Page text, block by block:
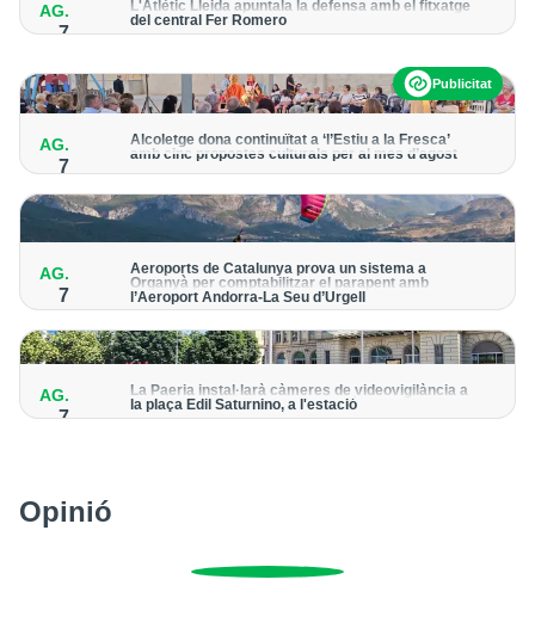
AG.
7
L'Atlètic Lleida apuntala la defensa amb el fitxatge
del central Fer Romero
Publicitat
AG.
7
Alcoletge dona continuïtat a ‘l’Estiu a la Fresca’
amb cinc propostes culturals per al mes d’agost
Un dels grans protagonistes de la programació serà
AG.
7
Aeroports de Catalunya prova un sistema a
Organyà per comptabilitzar el parapent amb
l’Aeroport Andorra-La Seu d’Urgell
mòbil per donar pas als avions amb vols instrumentals
AG.
7
La Paeria instal·larà càmeres de videovigilància a
la plaça Edil Saturnino, a l'estació
Opinió